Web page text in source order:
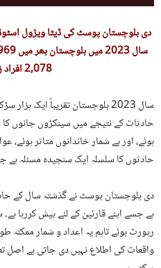
دی بلوچستان پوسٹ کی ڈیٹا ویژول
2,078 افراد زخمی ہوئے۔
سال 2023 بلوچستان تقریباً ایک
حادثات کے نتیجے میں سینکڑوں جانوں کا
ہوئے، اور بے شمار خاندانوں متاثر ہوئے،
حادثوں کا سلسلہ ایک سنجیدہ مسئلہ ہے
دی بلوچستان پوسٹ نے گذشتہ سال کے
رپورٹ ہوئے تاہم یہ اعداد و شمار ممکنہ
واقعات کی اطلاع نہیں دی جاتی ہے اصل